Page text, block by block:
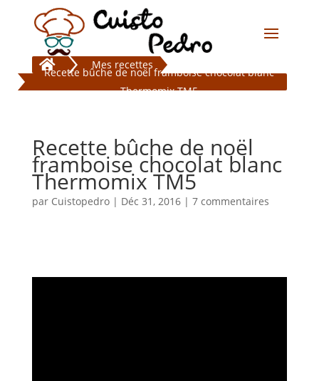
 Mes recettes
Recette bûche de noël framboise chocolat blanc
Thermomix TM5
Recette bûche de noël
framboise chocolat blanc
Thermomix TM5
par Cuistopedro| Déc 31, 2016| 7 commentaires